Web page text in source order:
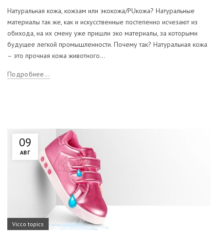
Натуральная кожа, кожзам или экокожа/PUкожа? Натуральные
материалы так же, как и искусственные постепенно исчезают из
обихода, на их смену уже пришли эко материалы, за которыми
будущее легкой промышленности. Почему так? Натуральная кожа
– это прочная кожа животного...
Подробнее...
09
АВГ
Vicco topics